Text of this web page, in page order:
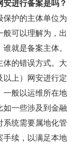
进行备案是吗？
护的主体单位为
可以理解为，出
就是备案主体。
的错误方式。大
上）网安进行定
一般以运维所在地
一些涉及到金融
统需要属地化管
手续，以满足本地